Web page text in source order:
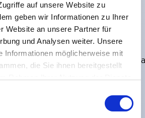
auf unsere Website zu
geben wir Informationen zu Ihrer
Website an unsere Partner für
und Analysen weiter. Unsere
Informationen möglicherweise mit
die Sie ihnen bereitgestellt
Höhe 450
Farbe:Rot